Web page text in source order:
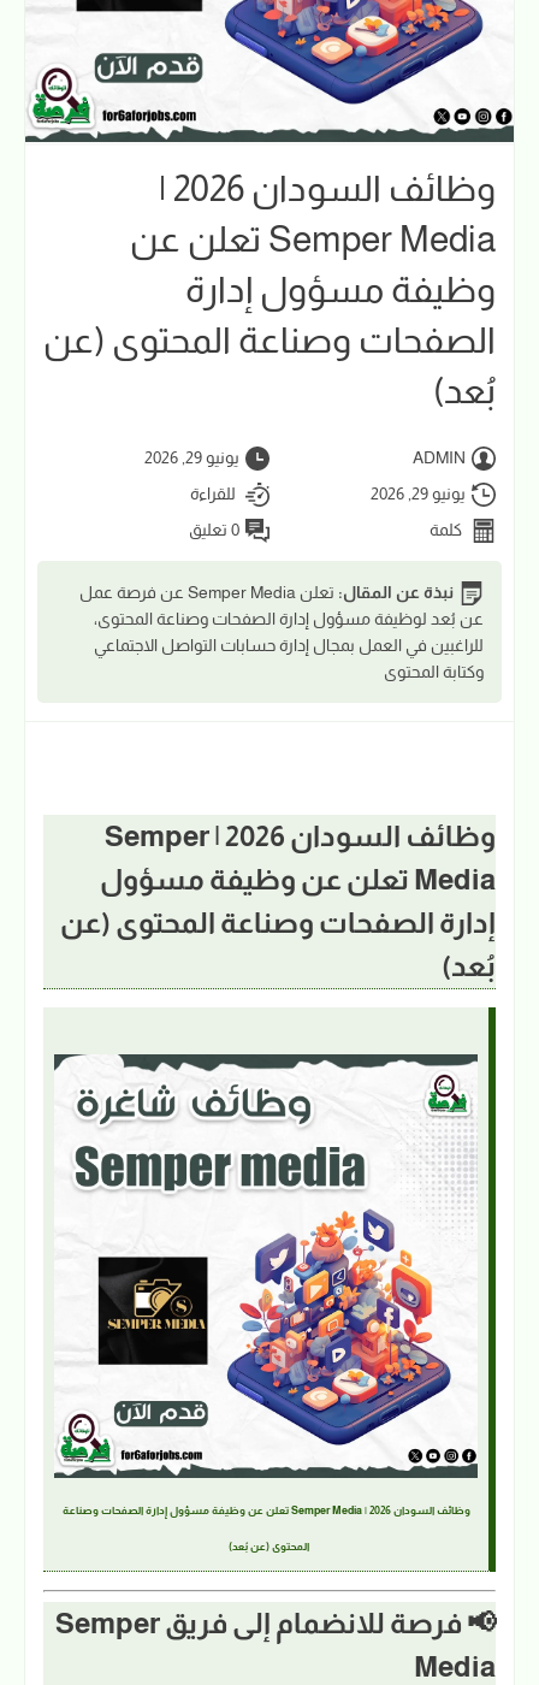
وظائف السودان 2026 |
Semper Media تعلن عن
وظيفة مسؤول إدارة
الصفحات وصناعة المحتوى (عن
بُعد)
ADMIN
يونيو 29, 2026
يونيو 29, 2026
للقراءة
كلمة
0 تعليق
نبذة عن المقال:
تعلن Semper Media عن فرصة عمل
عن بُعد لوظيفة مسؤول إدارة الصفحات وصناعة المحتوى،
للراغبين في العمل بمجال إدارة حسابات التواصل الاجتماعي
وكتابة المحتوى
وظائف السودان 2026 | Semper
Media تعلن عن وظيفة مسؤول
إدارة الصفحات وصناعة المحتوى (عن
بُعد)
وظائف السودان 2026 | Semper Media تعلن عن وظيفة مسؤول إدارة الصفحات وصناعة
المحتوى (عن بُعد)
📢 فرصة للانضمام إلى فريق Semper
Media